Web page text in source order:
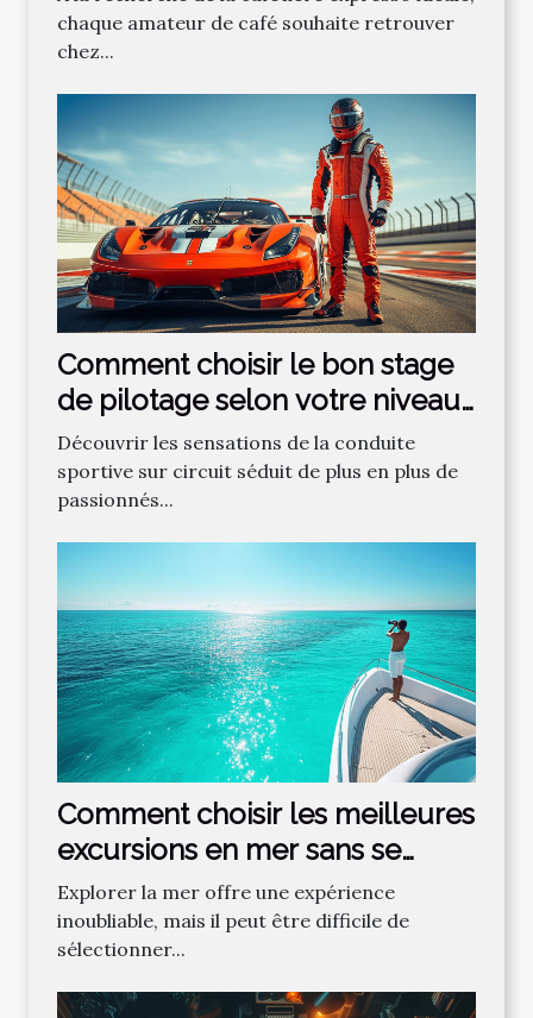
chaque amateur de café souhaite retrouver
chez...
Comment choisir le bon stage
de pilotage selon votre niveau
?
Découvrir les sensations de la conduite
sportive sur circuit séduit de plus en plus de
passionnés...
Comment choisir les meilleures
excursions en mer sans se
tromper ?
Explorer la mer offre une expérience
inoubliable, mais il peut être difficile de
sélectionner...